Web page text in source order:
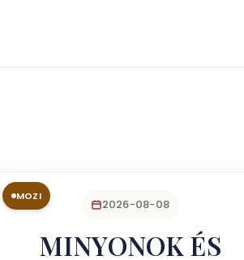
MOZI
2026-08-08
MINYONOK ÉS